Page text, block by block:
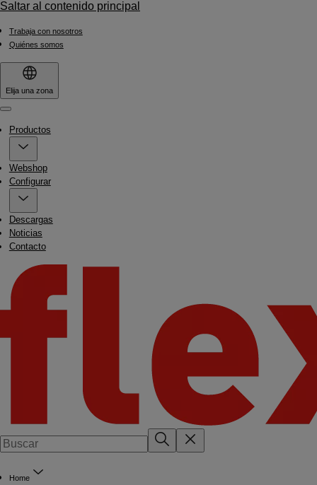
Saltar al contenido principal
Trabaja con nosotros
Quiénes somos
Elija una zona
Productos
Webshop
Configurar
Descargas
Noticias
Contacto
Home